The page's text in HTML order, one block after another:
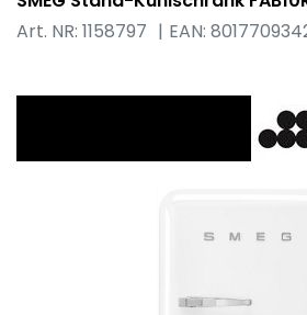
Art. NR: 1158797
EAN: